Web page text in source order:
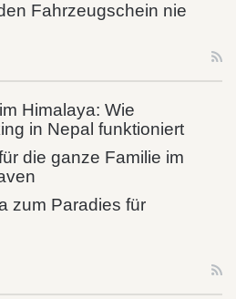
Fahrzeugschein nie
Himalaya: Wie
in Nepal funktioniert
die ganze Familie im
zum Paradies für